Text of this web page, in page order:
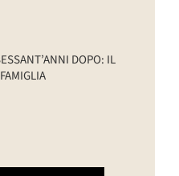
DOPO: IL